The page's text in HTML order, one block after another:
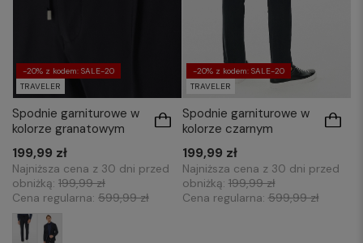
-20% z kodem: SALE-20
TRAVELER
Spodnie garniturowe w
kolorze granatowym
199,99 zł
Najniższa cena z 30 dni przed
obniżką: 199,99 zł
Cena regularna: 599,99 zł
-20% z kodem: SALE-20
TRAVELER
Spodnie garniturowe w
kolorze czarnym
199,99 zł
Najniższa cena z 30 dni przed
obniżką:199,99 zł
Cena regularna:599,99 zł